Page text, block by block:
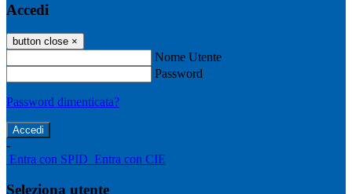
Accedi
button close ×
Nome Utente
Password
Password dimenticata?
-
Entra con SPID Entra con CIE
Seleziona utente